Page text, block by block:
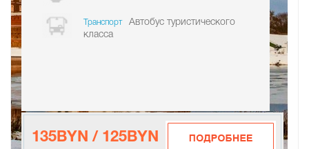
Транспорт
Автобус туристического
класса
135BYN / 125BYN